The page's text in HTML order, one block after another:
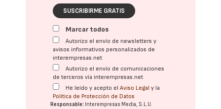
SUSCRIBIRME GRATIS
Marcar todos
Autorizo el envío de newsletters y
avisos informativos personalizados de
interempresas.net
Autorizo el envío de comunicaciones
de terceros vía interempresas.net
He leído y acepto elAviso Legal y la
Política de Protección de Datos
Responsable: Interempresas Media, S.L.U.